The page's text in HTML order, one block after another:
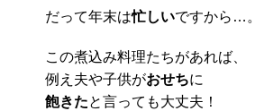
だって年末は忙しいですから…。
この煮込み料理たちがあれば、
例え夫や子供がおせちに
飽きたと言っても大丈夫！